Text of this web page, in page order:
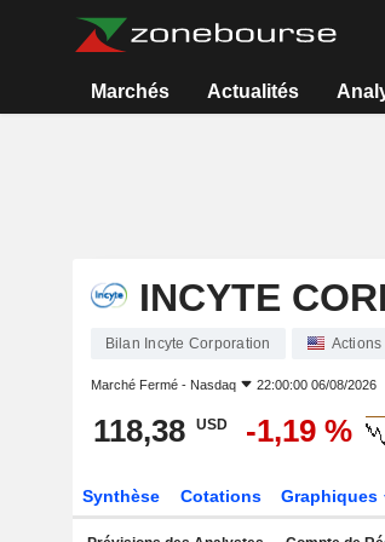
Marchés Actualités
INCYTE
Bilan Incyte Corporation Actions
Marché Fermé - Nasdaq 22:00:00 06/08/2026
118,38 USD -1,19 %
Synthèse Cotations Graphiques